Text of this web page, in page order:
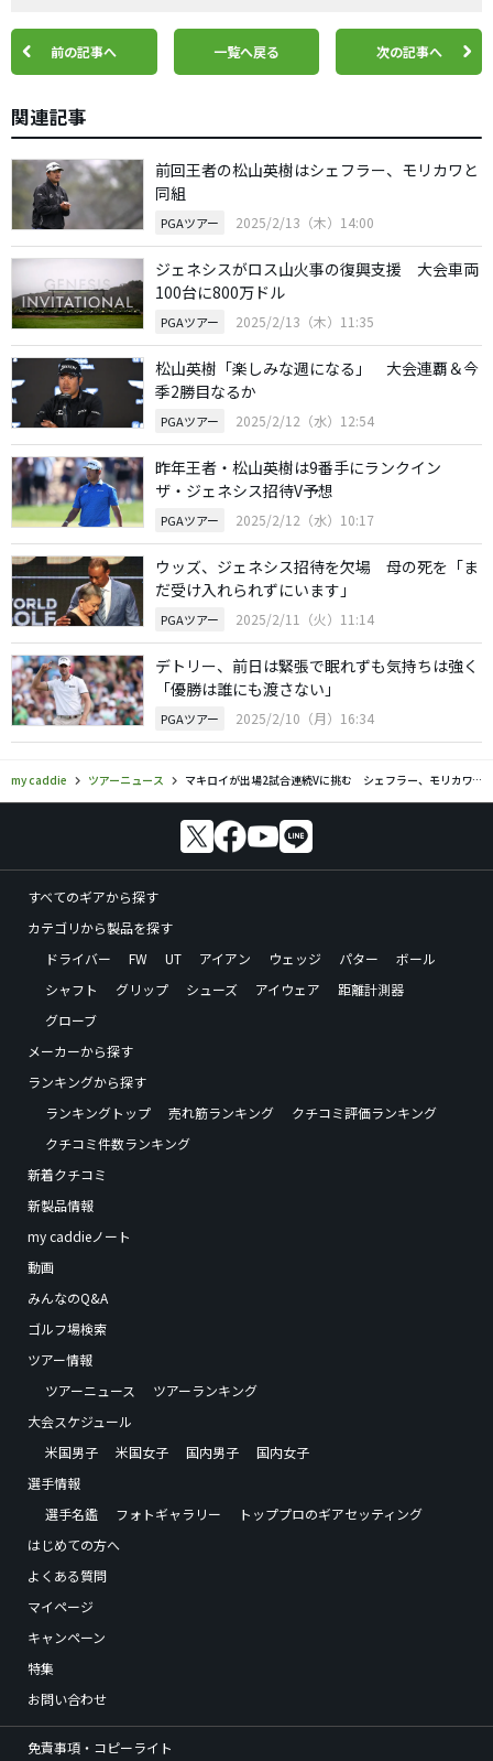
前の記事へ 一覧へ戻る 次の記事へ
関連記事
前回王者の松山英樹はシェフラー、モリカワと
同組
PGAツアー 2025/2/13（木）14:00
ジェネシスがロス山火事の復興支援 大会車両
100台に800万ドル
PGAツアー 2025/2/13（木）11:35
松山英樹「楽しみな週になる」 大会連覇＆今
季2勝目なるか
PGAツアー 2025/2/12（水）12:54
昨年王者・松山英樹は9番手にランクイン
ザ・ジェネシス招待V予想
PGAツアー 2025/2/12（水）10:17
ウッズ、ジェネシス招待を欠場 母の死を「ま
だ受け入れられずにいます」
PGAツアー 2025/2/11（火）11:14
デトリー、前日は緊張で眠れずも気持ちは強く
「優勝は誰にも渡さない」
PGAツアー 2025/2/10（月）16:34
my caddie ツアーニュース マキロイが出場2試合連続Vに挑む シェフラー、モリカワ、昨年覇者の松山英樹も参戦
すべてのギアから探す
カテゴリから製品を探す
ドライバー
FW UT アイアン ウェッジ パター
ボール
シャフト
グリップ シューズ アイウェア
距離計測器
グローブ
メーカーから探す
ランキングから探す
ランキングトップ
売れ筋ランキング
クチコミ評価ランキング
クチコミ件数ランキング
新着クチコミ
新製品情報
my caddieノート
動画
みんなのQ&A
ゴルフ場検索
ツアー情報
ツアーニュース
ツアーランキング
大会スケジュール
米国男子
米国女子 国内男子
国内女子
選手情報
選手名鑑
フォトギャラリー
トッププロのギアセッティング
はじめての方へ
よくある質問
マイページ
キャンペーン
特集
お問い合わせ
免責事項・コピーライト